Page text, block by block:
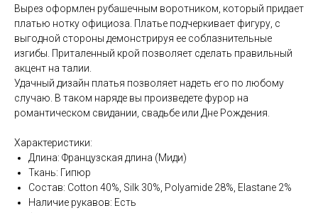
Вырез оформлен рубашечным воротником, который придает
платью нотку официоза. Платье подчеркивает фигуру, с
выгодной стороны демонстрируя ее соблазнительные
изгибы. Приталенный крой позволяет сделать правильный
акцент на талии.
Удачный дизайн платья позволяет надеть его по любому
случаю. В таком наряде вы произведете фурор на
романтическом свидании, свадьбе или Дне Рождения.
Характеристики:
Длина: Французская длина (Миди)
Ткань: Гипюр
Состав: Cotton 40%, Silk 30%, Polyamide 28%, Elastane 2%
Наличие рукавов: Есть